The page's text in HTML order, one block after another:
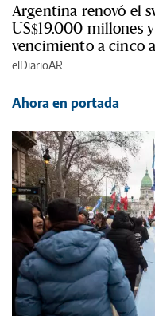
Argentina renovó el
US$19.000 millones
vencimiento a cinco
elDiarioAR
Ahora en portada